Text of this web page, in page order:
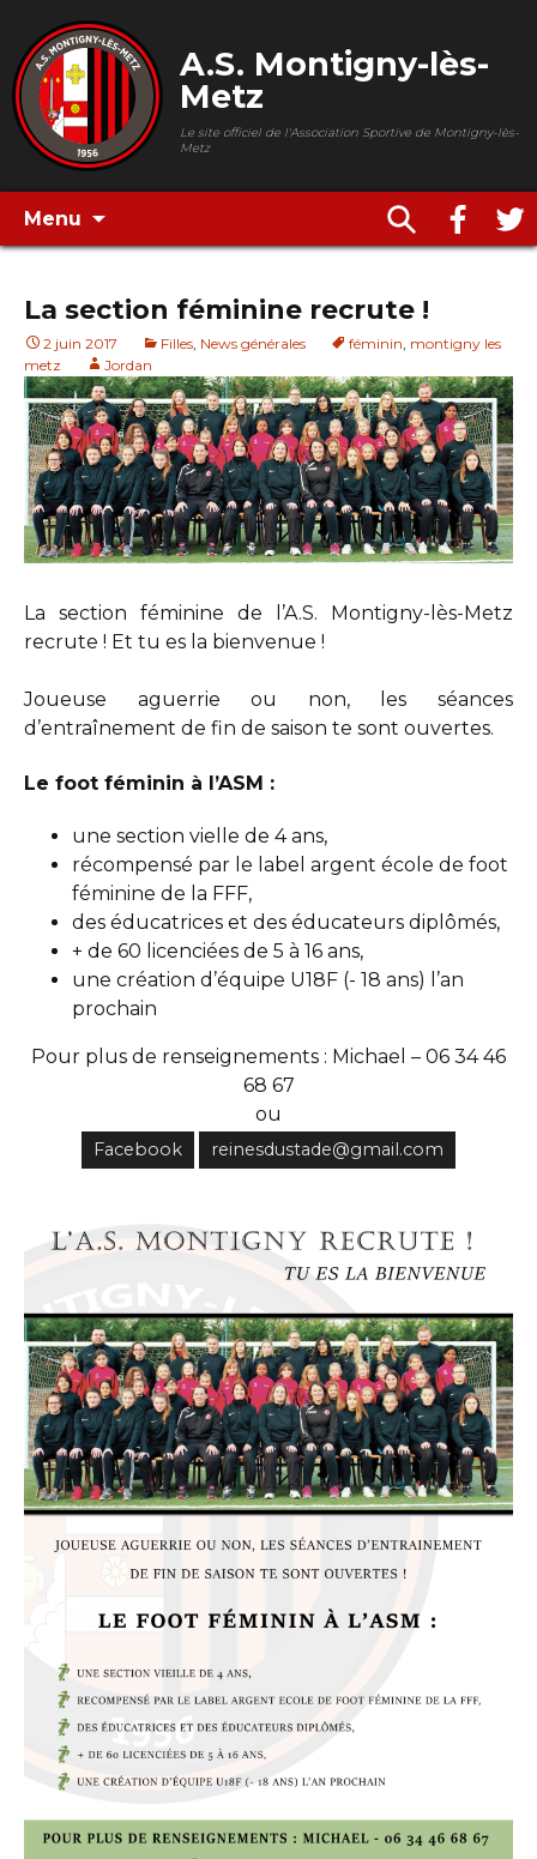
A.S. Montigny-lès-
Metz
Le site officiel de l'Association Sportive de Montigny-lès-
Metz
Menu
La section féminine recrute !
2 juin 2017 Filles, News générales féminin, montigny les
metz
Jordan
La section féminine de l’A.S. Montigny-lès-Metz
recrute ! Et tu es la bienvenue !
Joueuse aguerrie ou non, les séances
d’entraînement de fin de saison te sont ouvertes.
Le foot féminin à l’ASM :
une section vielle de 4 ans,
récompensé par le label argent école de foot
féminine de la FFF,
des éducatrices et des éducateurs diplômés,
+ de 60 licenciées de 5 à 16 ans,
une création d’équipe U18F (- 18 ans) l’an
prochain
Pour plus de renseignements : Michael – 06 34 46
68 67
ou
Facebook reinesdustade@gmail.com